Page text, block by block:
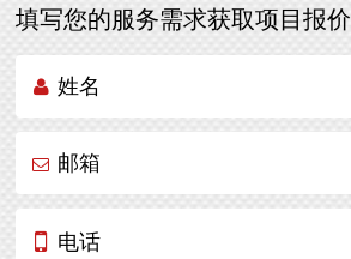
填写您的服务需求获取项目报价
姓名
邮箱
电话